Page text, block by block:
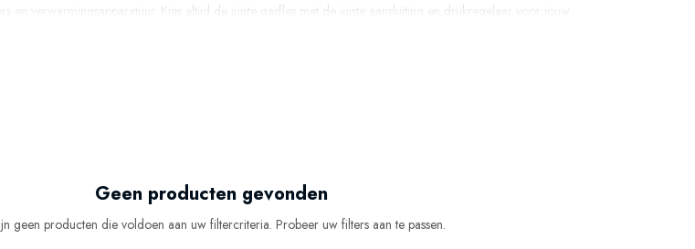
en verwarmingsapparatuur. Kies altijd de juiste gasfles met de juiste aansluiting en drukregelaar voor jouw
bij koude temperaturen goed presteren, wat ze ideaal maakt voor outdoor-gebruik in alle seizoenen.
kwaliteitseisen en veilige prestaties. Bestel jouw gasfles gemakkelijk online met snelle levering en scherpe
Geen producten gevonden
geen producten die voldoen aan uw filtercriteria. Probeer uw filters aan te passen.